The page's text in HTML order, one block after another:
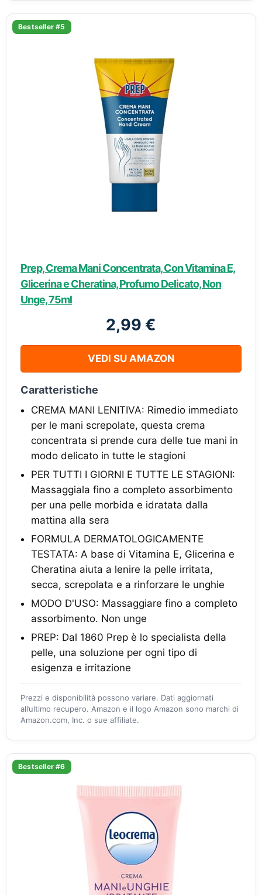
Bestseller #5
Prep, Crema Mani Concentrata, Con Vitamina E,
Glicerina e Cheratina, Profumo Delicato, Non
Unge, 75ml
2,99 €
VEDI SU AMAZON
Caratteristiche
CREMA MANI LENITIVA: Rimedio immediato
per le mani screpolate, questa crema
concentrata si prende cura delle tue mani in
modo delicato in tutte le stagioni
PER TUTTI I GIORNI E TUTTE LE STAGIONI:
Massaggiala fino a completo assorbimento
per una pelle morbida e idratata dalla
mattina alla sera
FORMULA DERMATOLOGICAMENTE
TESTATA: A base di Vitamina E, Glicerina e
Cheratina aiuta a lenire la pelle irritata,
secca, screpolata e a rinforzare le unghie
MODO D'USO: Massaggiare fino a completo
assorbimento. Non unge
PREP: Dal 1860 Prep è lo specialista della
pelle, una soluzione per ogni tipo di
esigenza e irritazione
Prezzi e disponibilità possono variare. Dati aggiornati
all’ultimo recupero. Amazon e il logo Amazon sono marchi di
Amazon.com, Inc. o sue affiliate.
Bestseller #6